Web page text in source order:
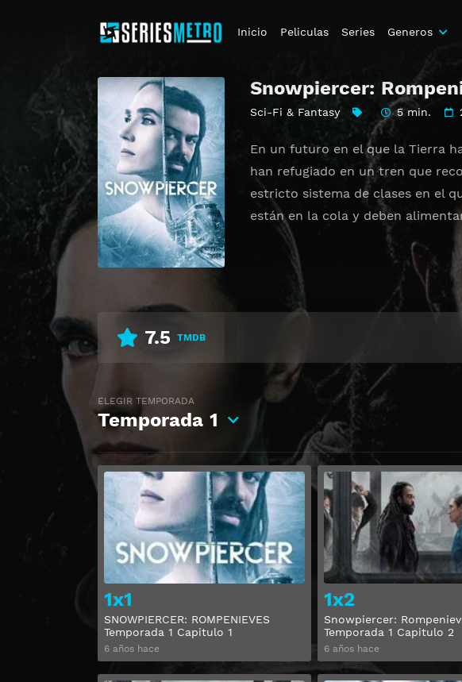
Inicio Peliculas Series Generos
Snowpiercer:
Sci-Fi & Fantasy 5 min.
En un futuro en el que la Tierra
han refugiado en un tren que
estricto sistema de clases en el
están en la cola y deben
7.5 TMDB
ELEGIR TEMPORADA
Temporada 1
1x1
SNOWPIERCER: ROMPENIEVES
Temporada 1 Capitulo 1
6 años hace
Ver
1x2
Snowpiercer:
Temporada 1 Capitulo 2
6 años hace